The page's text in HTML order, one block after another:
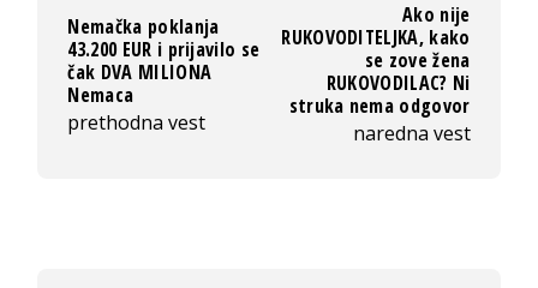
Nemačka poklanja
43.200 EUR i prijavilo se
čak DVA MILIONA
Nemaca
prethodna vest
Ako nije
RUKOVODITELJKA, kako
se zove žena
RUKOVODILAC? Ni
struka nema odgovor
naredna vest